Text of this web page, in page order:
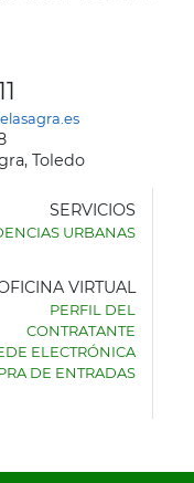
Toledo
SERVICIOS
URBANAS
VIRTUAL
PERFIL DEL
CONTRATANTE
ELECTRÓNICA
DE ENTRADAS